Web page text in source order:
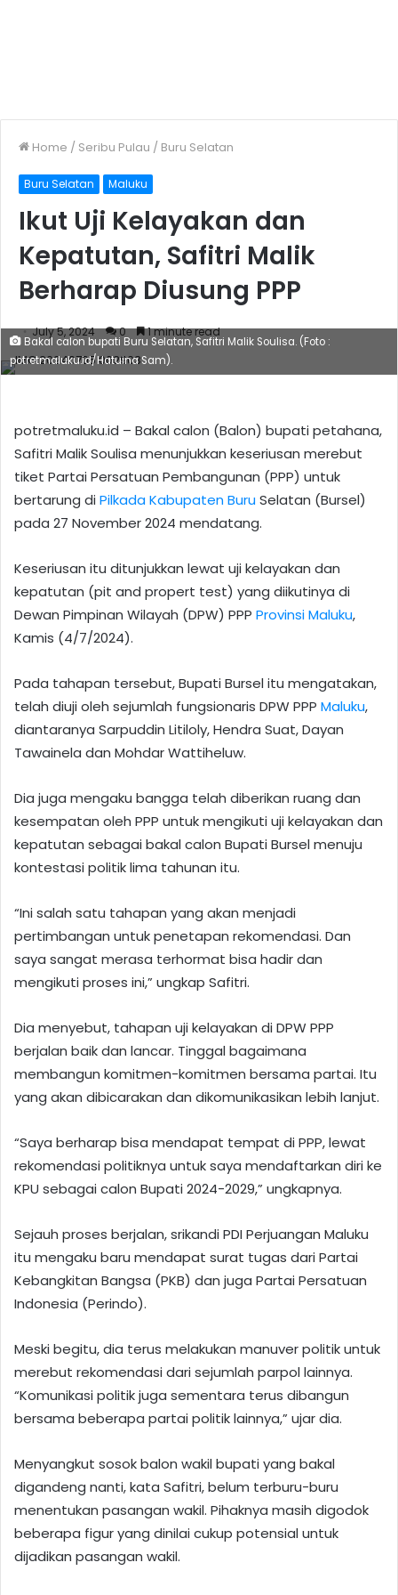
Home / Seribu Pulau / Buru Selatan
Buru Selatan Maluku
Ikut Uji Kelayakan dan
Kepatutan, Safitri Malik
Berharap Diusung PPP
July 5, 2024 0 1 minute read
Bakal calon bupati Buru Selatan, Safitri Malik Soulisa. (Foto :
potretmaluku.id/Hatuina Sam).
potretmaluku.id – Bakal calon (Balon) bupati petahana,
Safitri Malik Soulisa menunjukkan keseriusan merebut
tiket Partai Persatuan Pembangunan (PPP) untuk
bertarung diPilkadaKabupaten BuruSelatan (Bursel)
pada 27 November 2024 mendatang.
Keseriusan itu ditunjukkan lewat uji kelayakan dan
kepatutan (pit and propert test) yang diikutinya di
Dewan Pimpinan Wilayah (DPW) PPP Provinsi Maluku,
Kamis (4/7/2024).
Pada tahapan tersebut, Bupati Bursel itu mengatakan,
telah diuji oleh sejumlah fungsionaris DPW PPP Maluku,
diantaranya Sarpuddin Litiloly, Hendra Suat, Dayan
Tawainela dan Mohdar Wattiheluw.
Dia juga mengaku bangga telah diberikan ruang dan
kesempatan oleh PPP untuk mengikuti uji kelayakan dan
kepatutan sebagai bakal calon Bupati Bursel menuju
kontestasi politik lima tahunan itu.
“Ini salah satu tahapan yang akan menjadi
pertimbangan untuk penetapan rekomendasi. Dan
saya sangat merasa terhormat bisa hadir dan
mengikuti proses ini,” ungkap Safitri.
Dia menyebut, tahapan uji kelayakan di DPW PPP
berjalan baik dan lancar. Tinggal bagaimana
membangun komitmen-komitmen bersama partai. Itu
yang akan dibicarakan dan dikomunikasikan lebih lanjut.
“Saya berharap bisa mendapat tempat di PPP, lewat
rekomendasi politiknya untuk saya mendaftarkan diri ke
KPU sebagai calon Bupati 2024-2029,” ungkapnya.
Sejauh proses berjalan, srikandi PDI Perjuangan Maluku
itu mengaku baru mendapat surat tugas dari Partai
Kebangkitan Bangsa (PKB) dan juga Partai Persatuan
Indonesia (Perindo).
Meski begitu, dia terus melakukan manuver politik untuk
merebut rekomendasi dari sejumlah parpol lainnya.
“Komunikasi politik juga sementara terus dibangun
bersama beberapa partai politik lainnya,” ujar dia.
Menyangkut sosok balon wakil bupati yang bakal
digandeng nanti, kata Safitri, belum terburu-buru
menentukan pasangan wakil. Pihaknya masih digodok
beberapa figur yang dinilai cukup potensial untuk
dijadikan pasangan wakil.